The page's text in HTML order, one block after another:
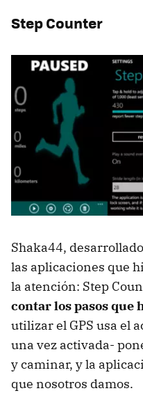
Step Counter
Shaka44,
las aplicaciones que
la atención: Step
contar los pasos que
utilizar el GPS usa el
una vez activada-
y caminar, y la
que nosotros damos.